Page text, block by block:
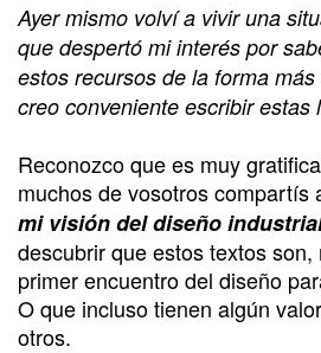
Ayer mismo volví a vivir una
que despertó mi interés por
estos recursos de la forma
creo conveniente escribir estas
Reconozco que es muy
muchos de vosotros compartís
mi visión del diseño
descubrir que estos textos
primer encuentro del diseño
O que incluso tienen algún
otros.